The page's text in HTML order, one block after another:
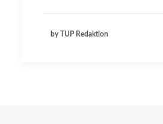
by TUP Redaktion